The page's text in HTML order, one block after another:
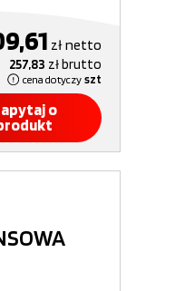
złnetto
257,83 złbrutto
cena dotyczy szt
o